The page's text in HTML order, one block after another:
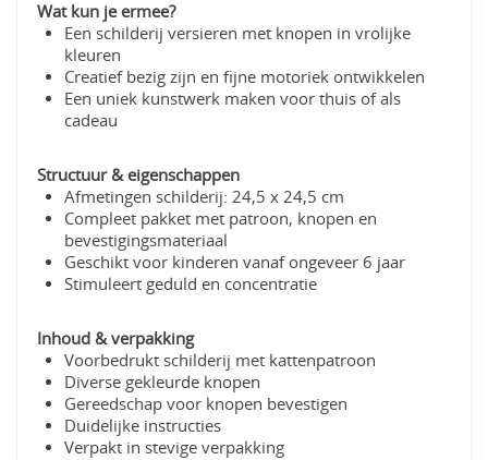
Wat kun je ermee?
Een schilderij versieren met knopen in vrolijke
kleuren
Creatief bezig zijn en fijne motoriek ontwikkelen
Een uniek kunstwerk maken voor thuis of als
cadeau
Structuur & eigenschappen
Afmetingen schilderij: 24,5 x 24,5 cm
Compleet pakket met patroon, knopen en
bevestigingsmateriaal
Geschikt voor kinderen vanaf ongeveer 6 jaar
Stimuleert geduld en concentratie
Inhoud & verpakking
Voorbedrukt schilderij met kattenpatroon
Diverse gekleurde knopen
Gereedschap voor knopen bevestigen
Duidelijke instructies
Verpakt in stevige verpakking